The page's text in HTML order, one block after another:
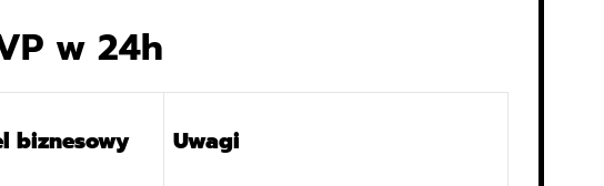
w 24h
biznesowy Uwagi